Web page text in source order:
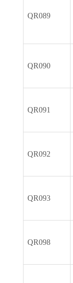
QR089
QR090
QR091
QR092
QR093
QR098